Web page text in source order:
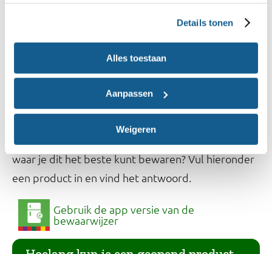
Details tonen
Alles toestaan
Aanpassen
Weigeren
Volg het bewaaradvies op de verpakking van het
product en bekijk de houdbaarheidsdatum.
Bewaaradvies van andere
producten
Wil je van een ander product opzoeken hoelang en
waar je dit het beste kunt bewaren? Vul hieronder
een product in en vind het antwoord.
Gebruik de app versie van de
bewaarwijzer